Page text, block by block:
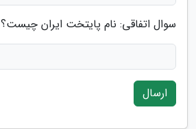
سوال اتفاقی: نام پایتخت ایران چیست؟
ارسال